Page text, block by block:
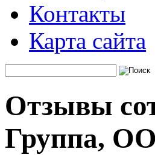
Контакты
Карта сайта
Отзывы
Группа,